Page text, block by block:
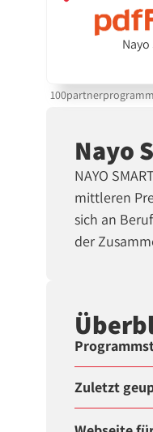
Nayo
NAYO
mittleren
sich an
der
Zuletzt